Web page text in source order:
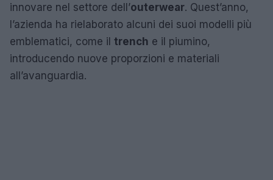
innovare nel settore dell’outerwear. Quest’anno,
l’azienda ha rielaborato alcuni dei suoi modelli più
emblematici, come il trench e il piumino,
introducendo nuove proporzioni e materiali
all’avanguardia.